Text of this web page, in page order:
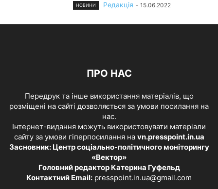
НОВИНИ Редакція - 15.06.2022
ПРО НАС
Передрук та інше використання матеріалів, що
розміщені на сайті дозволяється за умови посилання на
нас.
Інтернет-видання можуть використовувати матеріали
сайту за умови гіперпосилання на vn.presspoint.in.ua
Засновник: Центр соціально-політичного моніторингу
«Вектор»
Головний редактор Катерина Гуфельд
Контактний Email: presspoint.in.ua@gmail.com